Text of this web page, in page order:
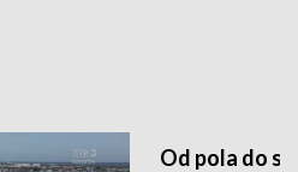
Od pola do